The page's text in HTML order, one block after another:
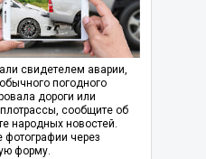
свидетелем аварии,
погодного
дороги или
сообщите об
народных новостей.
фотографии через
форму.